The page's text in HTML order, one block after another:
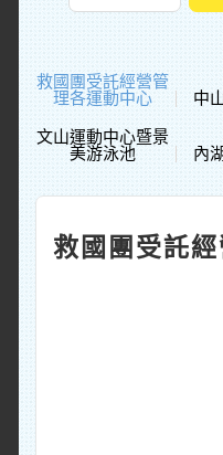
救國團受託經營管
理各運動中心
中
文山運動中心暨景
美游泳池
內
救國團受託